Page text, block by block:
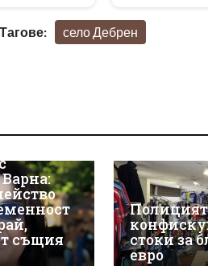
Тагове: село Дебрен
същия
стоки за
евро